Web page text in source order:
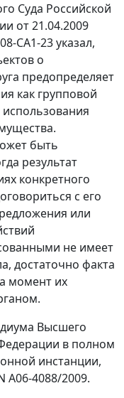
Суда Российской
от 21.04.2009
СА1-23 указал,
о
предопределяет
как групповой
быть
результат
конкретного
с его
или
не имеет
достаточно факта
момент их
Высшего
в полном
инстанции,
А06-4088/2009.